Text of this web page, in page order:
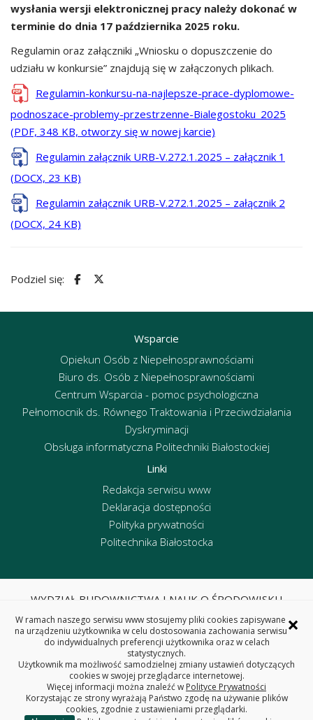
wysłania wersji elektronicznej pracy należy dokonać w
terminie do dnia 17 października 2025 roku.
Regulamin oraz załączniki „Wniosku o dopuszczenie do
udziału w konkursie” znajdują się w załączonych plikach.
Regulamin-konkursu-na-najlepsze-prace-dyplomowe-
podnoszace-problemy-przestrzenne-Bialegostoku_2025
(PDF, 348 KB, otworzy się w nowej karcie)
Regulamin załącznik URB-V.272.1.2025 – załącznik 1
(DOCX, 23 KB)
Regulamin załącznik URB-V.272.1.2025 – załącznik 2
(DOCX, 24 KB)
Podziel się:
Wsparcie
Opiekun Osób z Niepełnosprawnościami
Biuro ds. Osób z Niepełnosprawnościami
Centrum Wsparcia - pomoc psychologiczna
Pełnomocnik ds. Równego Traktowania i Przeciwdziałania
Dyskryminacji
Obsługa informatyczna Politechniki Białostockiej
Linki
Redakcja serwisu www
Deklaracja dostępności
Polityka prywatności
Politechnika Białostocka
WYDZIAŁ BUDOWNICTWA I NAUK O ŚRODOWISKU
ul. Wiejska 45E, 15-351 Białystok
tel. centrala 85 746 95 60, fax 85 746 95 59
REGON: 000001672 NIP: 542-020-87-21
×
W ramach naszego serwisu www stosujemy pliki cookies zapisywane
na urządzeniu użytkownika w celu dostosowania zachowania serwisu
do indywidualnych preferencji użytkownika oraz w celach
statystycznych.
Użytkownik ma możliwość samodzielnej zmiany ustawień dotyczących
cookies w swojej przeglądarce internetowej.
Więcej informacji można znaleźć w Polityce Prywatności
Korzystając ze strony wyrażają Państwo zgodę na używanie plików
cookies, zgodnie z ustawieniami przeglądarki.